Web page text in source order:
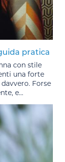
pratica
con stile
una forte
Forse
e...